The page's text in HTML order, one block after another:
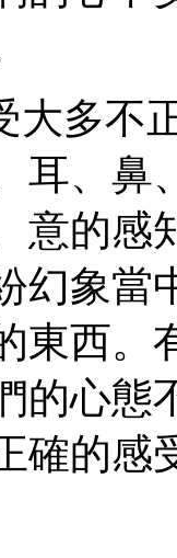
大多不
耳、鼻
意的感
幻象當
東西。
的心態
確的感